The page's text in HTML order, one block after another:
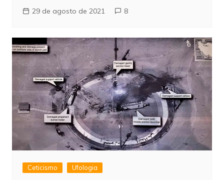
29 de agosto de 2021 8
Ceticismo Ufologia